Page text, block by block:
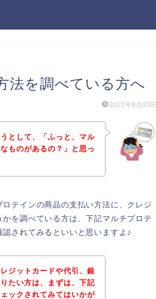
法を調べている方へ
2022年8月20日
として、「ふっと、マル
ものがあるの？」と思っ
テインの商品の支払い方法に、クレジ
を調べている方は、下記マルチプロテ
されてみるといいと思いますよ♪
ジットカードや代引、銀
たい方は、まずは、下記
ックされてみてはいかが